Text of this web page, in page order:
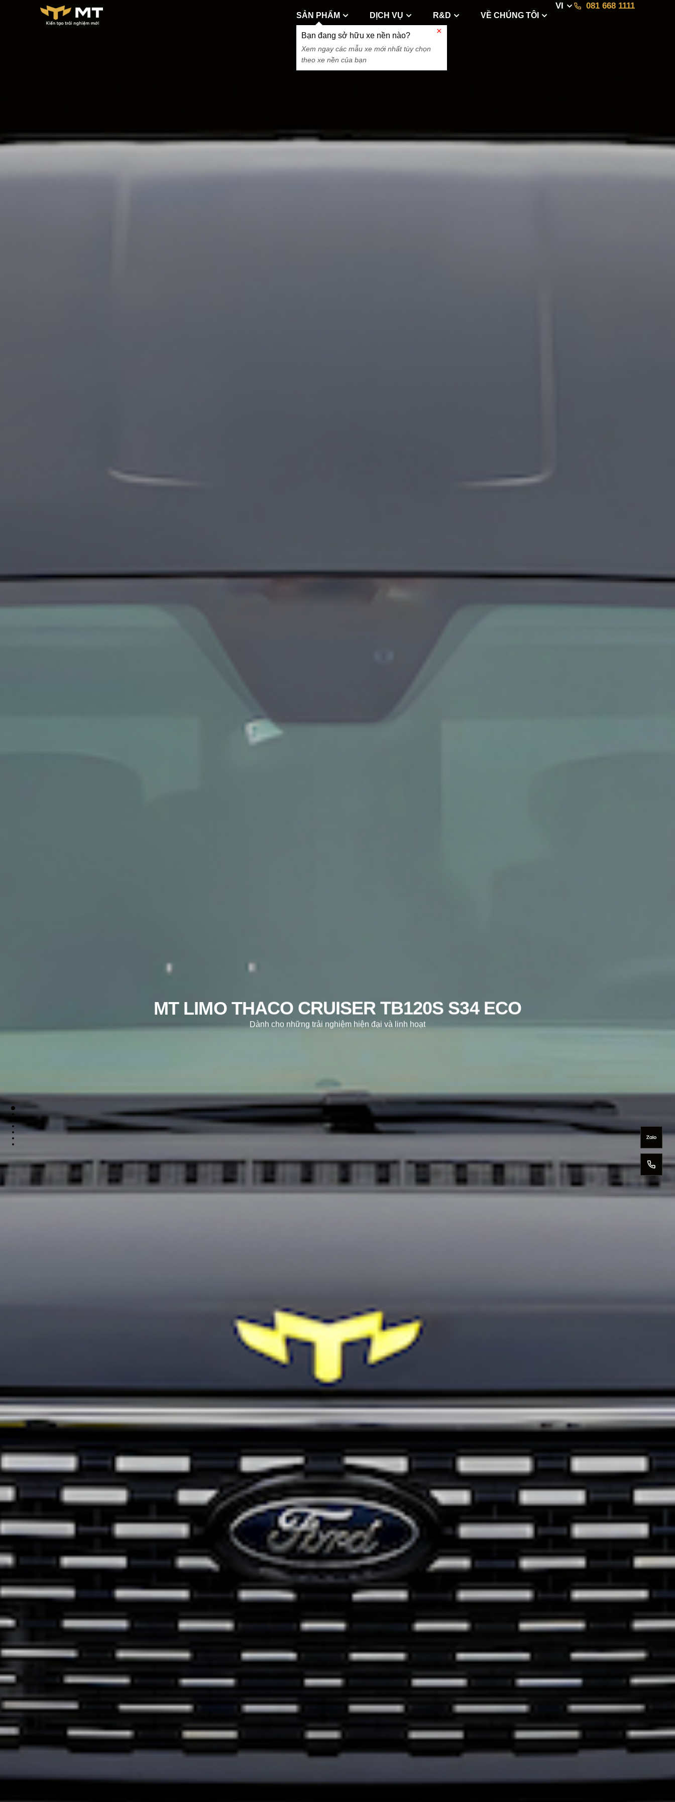
SẢN PHẨM DỊCH VỤ R&D VỀ CHÚNG TÔI
VI 081 668 1111
MT LIMO THACO CRUISER TB120S S34 ECO
Dành cho những trải nghiệm hiện đại và linh hoạt